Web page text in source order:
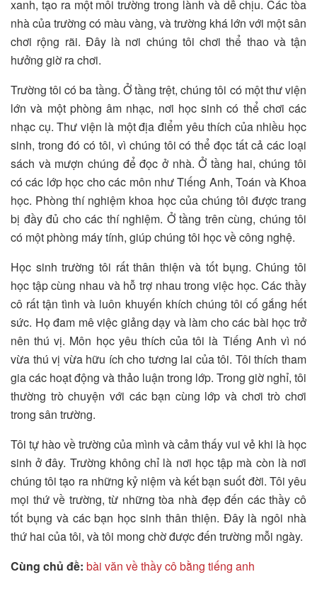
xanh, tạo ra một môi trường trong lành và dễ chịu. Các tòa
nhà của trường có màu vàng, và trường khá lớn với một sân
chơi rộng rãi. Đây là nơi chúng tôi chơi thể thao và tận
hưởng giờ ra chơi.
Trường tôi có ba tầng. Ở tầng trệt, chúng tôi có một thư viện
lớn và một phòng âm nhạc, nơi học sinh có thể chơi các
nhạc cụ. Thư viện là một địa điểm yêu thích của nhiều học
sinh, trong đó có tôi, vì chúng tôi có thể đọc tất cả các loại
sách và mượn chúng để đọc ở nhà. Ở tầng hai, chúng tôi
có các lớp học cho các môn như Tiếng Anh, Toán và Khoa
học. Phòng thí nghiệm khoa học của chúng tôi được trang
bị đầy đủ cho các thí nghiệm. Ở tầng trên cùng, chúng tôi
có một phòng máy tính, giúp chúng tôi học về công nghệ.
Học sinh trường tôi rất thân thiện và tốt bụng. Chúng tôi
học tập cùng nhau và hỗ trợ nhau trong việc học. Các thầy
cô rất tận tình và luôn khuyến khích chúng tôi cố gắng hết
sức. Họ đam mê việc giảng dạy và làm cho các bài học trở
nên thú vị. Môn học yêu thích của tôi là Tiếng Anh vì nó
vừa thú vị vừa hữu ích cho tương lai của tôi. Tôi thích tham
gia các hoạt động và thảo luận trong lớp. Trong giờ nghỉ, tôi
thường trò chuyện với các bạn cùng lớp và chơi trò chơi
trong sân trường.
Tôi tự hào về trường của mình và cảm thấy vui vẻ khi là học
sinh ở đây. Trường không chỉ là nơi học tập mà còn là nơi
chúng tôi tạo ra những kỷ niệm và kết bạn suốt đời. Tôi yêu
mọi thứ về trường, từ những tòa nhà đẹp đến các thầy cô
tốt bụng và các bạn học sinh thân thiện. Đây là ngôi nhà
thứ hai của tôi, và tôi mong chờ được đến trường mỗi ngày.
Cùng chủ đề: bài văn về thầy cô bằng tiếng anh